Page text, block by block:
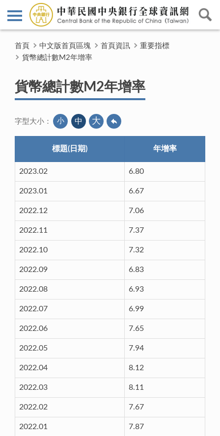
首頁 中文版首頁區塊 首頁資訊
重要指標
貨幣總計數M2年增率
貨幣總計數M2年增率
字型大小： 小 中 大
標題(日期) 年增率
2023.02 6.80
2023.01 6.67
2022.12 7.06
2022.11 7.37
2022.10 7.32
2022.09 6.83
2022.08 6.93
2022.07 6.99
2022.06 7.65
2022.05 7.94
2022.04 8.12
2022.03 8.11
2022.02 7.67
2022.01 7.87